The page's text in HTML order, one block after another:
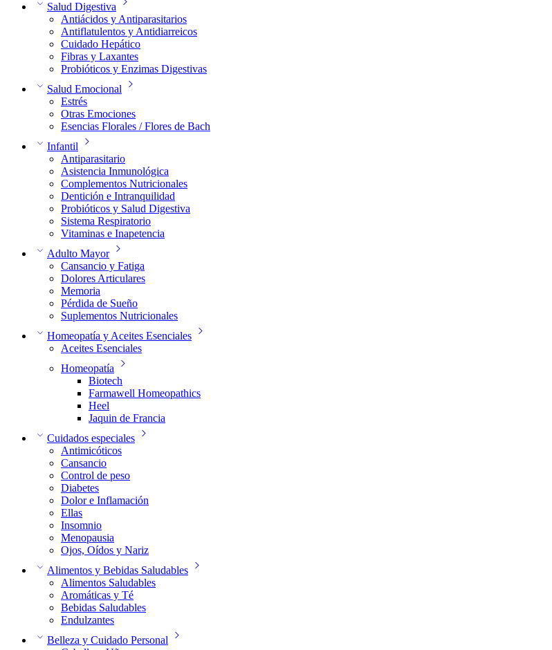
Salud Digestiva
Antiácidos y Antiparasitarios
Antiflatulentos y Antidiarreicos
Cuidado Hepático
Fibras y Laxantes
Probióticos y Enzimas Digestivas
Salud Emocional
Estrés
Otras Emociones
Esencias Florales / Flores de Bach
Infantil
Antiparasitario
Asistencia Inmunológica
Complementos Nutricionales
Dentición e Intranquilidad
Probióticos y Salud Digestiva
Sistema Respiratorio
Vitaminas e Inapetencia
Adulto Mayor
Cansancio y Fatiga
Dolores Articulares
Memoria
Pérdida de Sueño
Suplementos Nutricionales
Homeopatía y Aceites Esenciales
Aceites Esenciales
Homeopatía
Biotech
Farmawell Homeopathics
Heel
Jaquin de Francia
Cuidados especiales
Antimicóticos
Cansancio
Control de peso
Diabetes
Dolor e Inflamación
Ellas
Insomnio
Menopausia
Ojos, Oídos y Nariz
Alimentos y Bebidas Saludables
Alimentos Saludables
Aromáticas y Té
Bebidas Saludables
Endulzantes
Belleza y Cuidado Personal